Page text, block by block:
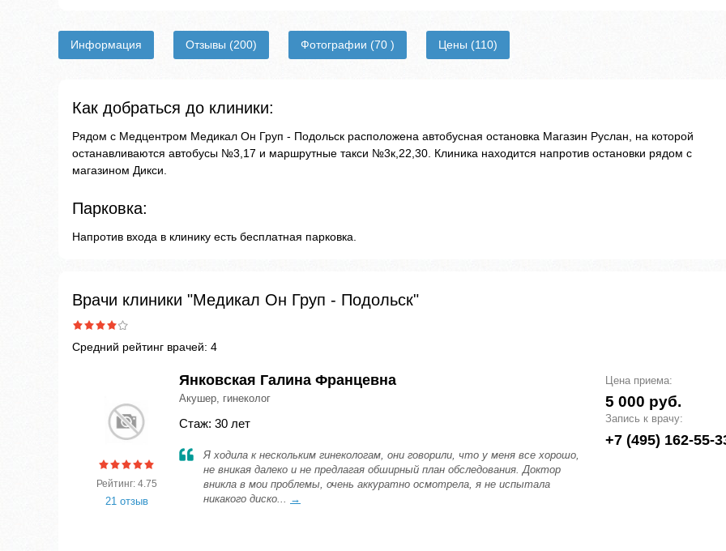
Информация Отзывы (200) Фотографии (70 ) Цены (110)
Как добраться до клиники:
Рядом с Медцентром Медикал Он Груп - Подольск расположена автобусная остановка Магазин Руслан, на которой
останавливаются автобусы №3,17 и маршрутные такси №3к,22,30. Клиника находится напротив остановки рядом с
магазином Дикси.
Парковка:
Напротив входа в клинику есть бесплатная парковка.
Врачи клиники "Медикал Он Груп - Подольск"
Средний рейтинг врачей: 4
Рейтинг: 4.75
21 отзыв
Янковская Галина Францевна
Акушер, гинеколог
Стаж: 30 лет
Я ходила к нескольким гинекологам, они говорили, что у меня все хорошо,
не вникая далеко и не предлагая обширный план обследования. Доктор
вникла в мои проблемы, очень аккуратно осмотрела, я не испытала
никакого диско... →
Цена приема:
5 000 руб.
Запись к врачу:
+7 (495) 162-55-